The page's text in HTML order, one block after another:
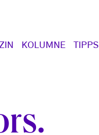
KOLUMNE TIPPS